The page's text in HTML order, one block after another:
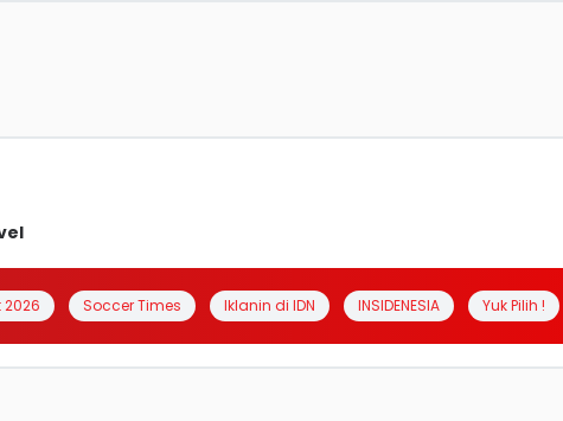
Soccer Times Iklanin di IDN INSIDENESIA Yuk Pilih !